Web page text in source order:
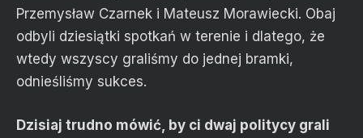
Przemysław Czarnek i Mateusz Morawiecki. Obaj
odbyli dziesiątki spotkań w terenie i dlatego, że
wtedy wszyscy graliśmy do jednej bramki,
odnieśliśmy sukces.
Dzisiaj trudno mówić, by ci dwaj politycy grali